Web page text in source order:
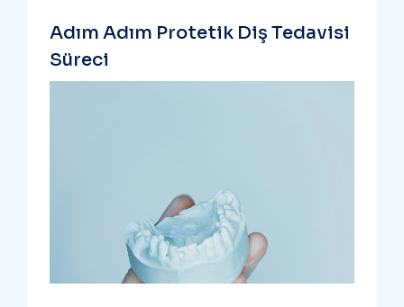
Adım Adım Protetik Diş Tedavisi
Süreci